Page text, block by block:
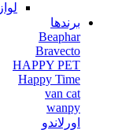
برندها
Beaphar
Bravecto
HAPPY PET
Happy Time
van cat
wanpy
اورلاندو